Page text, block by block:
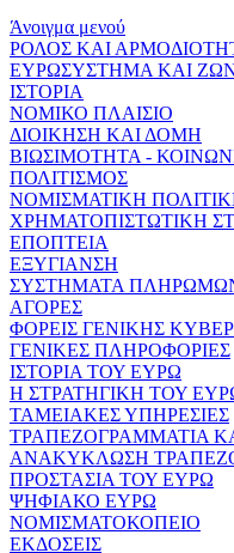
Άνοιγμα μενού
ΡΟΛΟΣ ΚΑΙ
ΕΥΡΩΣΥΣΤΗΜΑ ΚΑΙ
ΙΣΤΟΡΙΑ
ΝΟΜΙΚΟ ΠΛΑΙΣΙΟ
ΔΙΟΙΚΗΣΗ ΚΑΙ ΔΟΜΗ
ΒΙΩΣΙΜΟΤΗΤΑ -
ΠΟΛΙΤΙΣΜΟΣ
ΝΟΜΙΣΜΑΤΙΚΗ
ΧΡΗΜΑΤΟΠΙΣΤΩΤΙΚΗ
ΕΠΟΠΤΕΙΑ
ΕΞΥΓΙΑΝΣΗ
ΣΥΣΤΗΜΑΤΑ
ΑΓΟΡΕΣ
ΦΟΡΕΙΣ ΓΕΝΙΚΗΣ
ΓΕΝΙΚΕΣ ΠΛΗΡΟΦΟΡΙΕΣ
ΙΣΤΟΡΙΑ ΤΟΥ ΕΥΡΩ
Η ΣΤΡΑΤΗΓΙΚΗ ΤΟΥ
ΤΑΜΕΙΑΚΕΣ ΥΠΗΡΕΣΙΕΣ
ΤΡΑΠΕΖΟΓΡΑΜΜΑΤΙΑ
ΑΝΑΚΥΚΛΩΣΗ
ΠΡΟΣΤΑΣΙΑ ΤΟΥ ΕΥΡΩ
ΨΗΦΙΑΚΟ ΕΥΡΩ
ΝΟΜΙΣΜΑΤΟΚΟΠΕΙΟ
ΕΚΔΟΣΕΙΣ